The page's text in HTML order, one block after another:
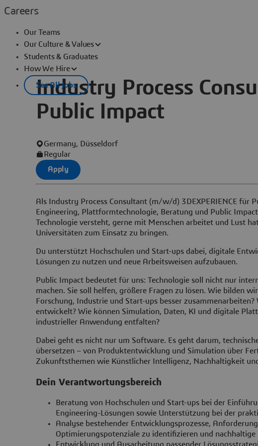
Careers
Our Teams
Our Culture & Values
Students & Graduates
How We Hire
See All Jobs
Industry Process
Public Impact
Germany, Düsseldorf
Regular
Apply
Als Industry Process Consultant (m/w/d) 3DEXPERIENCE für
Engineering, Plattformtechnologie, Beratung und Public
Technologie versteht, gerne mit Menschen arbeitet und Lust
Universitäten zum Einsatz zu bringen.
Du unterstützt Hochschulen und Start-ups dabei, digitale
Lösungen zu nutzen und neue Arbeitsweisen aufzubauen.
Public Impact bedeutet für uns: Technologie soll nicht nur
machen. Sie soll helfen, größere Fragen zu lösen. Wie bilden
Forschung, Industrie und Start-ups besser
entwickelt? Wie können Simulation, Daten, KI und digitale
industrieller Anwendung entfalten?
Dabei geht es nicht nur um Software. Es geht darum,
übersetzen – von Produktentwicklung und Simulation über
Zukunftsthemen wie Künstlicher Intelligenz, Nachhaltigkeit
Dein Verantwortungsbereich
Beratung von Hochschulen und Start-ups bei der
Engineering-Lösungen sowie Unterstützung bei der
Analyse bestehender Entwicklungsprozesse,
Optimierungspotenziale zu identifizieren und nachhaltige